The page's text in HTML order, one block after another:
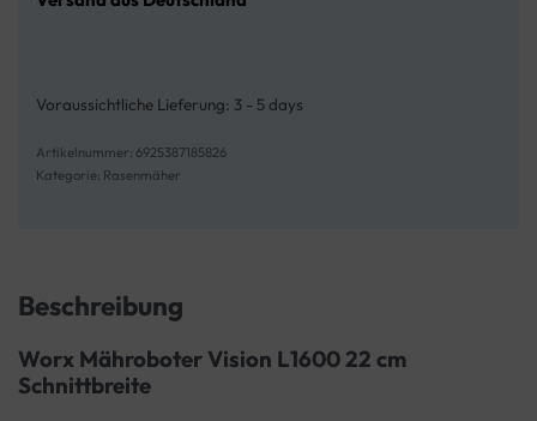
Voraussichtliche Lieferung: 3 - 5 days
6925387185826
Kategorie: Rasenmäher
Beschreibung
Worx Mähroboter Vision L1600 22 cm
Schnittbreite